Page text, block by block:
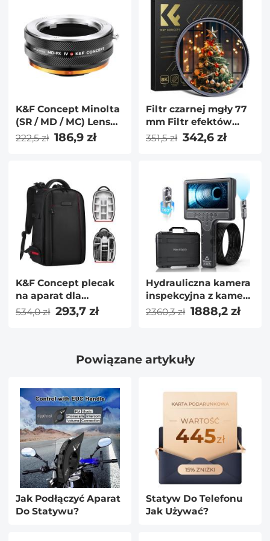
K&F Concept Minolta
(SR / MD / MC) Lens
Mount to Fuji X
Camera Body
FX IV PRO
222,5 zł 186,9 zł
Filtr czarnej mgły 77
mm Filtr efektów
specjalnych 1/4 Ultra
przezroczysty
wodoodporną,
odporną na
zarysowania i
antyrefleksyjną serią
Nano-X
351,5 zł 342,6 zł
K&F Concept plecak
na aparat dla
fotografów duża
wodoodporna torba
przegrodą na
czarny
534,0 zł 293,7 zł
Hydrauliczna kamera
inspekcyjna z kamerą
obrotową 360°
boczną 7" ekran HD
2360,3 zł 1888,2 zł
Powiązane artykuły
Jak Podłączyć Aparat
Do Statywu?
Statyw Do Telefonu
Jak Używać?